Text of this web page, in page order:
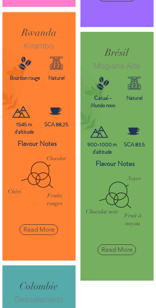
Rwanda
Kirambo
Bourbon rouge Naturel
1545 m
d'altitude
SCA 88.25
Flavour Notes
Chocolat
Chéri
Fruits
rouges
Read More
Colombie
Descafeinado
Brésil
Mogiana Alta
Catuaí -
Mundo novo
Naturel
900-1000m
d'altitude
SCA 83.5
Flavour Notes
Noyer
Chocolat noir
Fruit à
noyau
Read More